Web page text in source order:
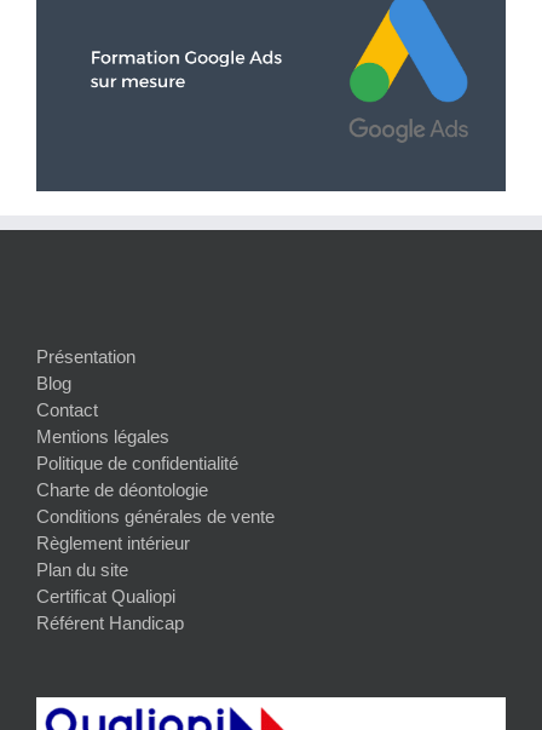
Présentation
Blog
Contact
Mentions légales
Politique de confidentialité
Charte de déontologie
Conditions générales de vente
Règlement intérieur
Plan du site
Certificat Qualiopi
Référent Handicap